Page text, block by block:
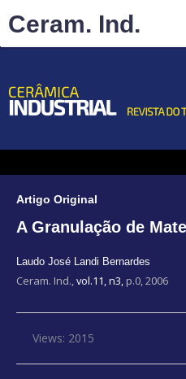
Artigo Original
A Granulação de
Laudo José Landi Bernardes
Ceram. Ind.,vol.11, n3, p.0, 2006
Views: 2015
Ceram. Ind.